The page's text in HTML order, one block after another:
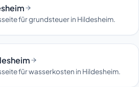
für grundsteuer in Hildesheim.
für wasserkosten in Hildesheim.